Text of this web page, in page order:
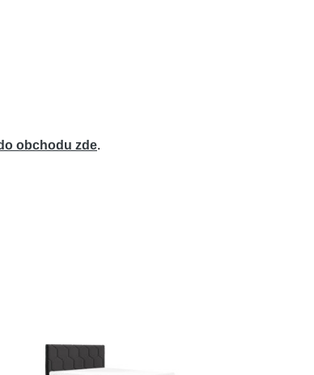
obchodu zde.